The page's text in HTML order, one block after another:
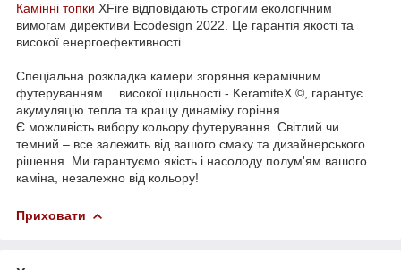
Камінні топки XFire відповідають строгим екологічним
вимогам директиви Ecodesign 2022. Це гарантія якості та
високої енергоефективності.
Спеціальна розкладка камери згоряння керамічним
футеруванням ⠀ високої щільності - KeramiteX ©, гарантує
акумуляцію тепла та кращу динаміку горіння. ⠀⠀⠀
Є можливість вибору кольору футерування. Світлий чи
темний – все залежить від вашого смаку та дизайнерського
рішення. Ми гарантуємо якість і насолоду полум'ям вашого
каміна, незалежно від кольору!
Приховати